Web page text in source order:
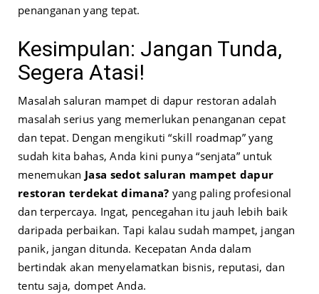
penanganan yang tepat.
Kesimpulan: Jangan Tunda,
Segera Atasi!
Masalah saluran mampet di dapur restoran adalah
masalah serius yang memerlukan penanganan cepat
dan tepat. Dengan mengikuti “skill roadmap” yang
sudah kita bahas, Anda kini punya “senjata” untuk
menemukan Jasa sedot saluran mampet dapur
restoran terdekat dimana? yang paling profesional
dan terpercaya. Ingat, pencegahan itu jauh lebih baik
daripada perbaikan. Tapi kalau sudah mampet, jangan
panik, jangan ditunda. Kecepatan Anda dalam
bertindak akan menyelamatkan bisnis, reputasi, dan
tentu saja, dompet Anda.